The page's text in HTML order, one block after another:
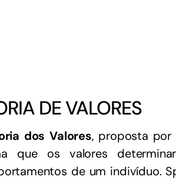
DE VALORES
dos Valores, proposta por
que os valores
de um indivíduo.